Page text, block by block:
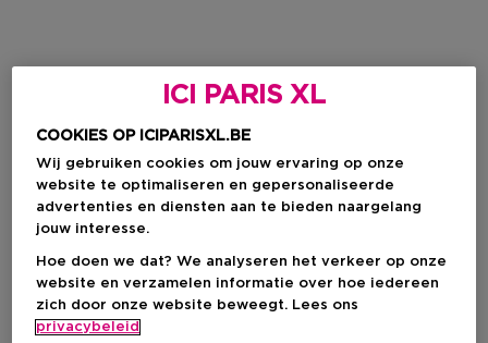
ICI PARIS XL
COOKIES OP ICIPARISXL.BE
Wij gebruiken cookies om jouw ervaring op onze
website te optimaliseren en gepersonaliseerde
advertenties en diensten aan te bieden naargelang
jouw interesse.
Hoe doen we dat? We analyseren het verkeer op onze
website en verzamelen informatie over hoe iedereen
zich door onze website beweegt. Lees ons
privacybeleid